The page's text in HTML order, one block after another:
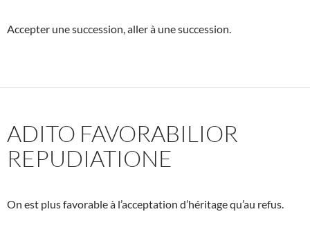
Accepter une succession, aller à une succession.
ADITO FAVORABILIOR
REPUDIATIONE
On est plus favorable à l’acceptation d’héritage qu’au refus.